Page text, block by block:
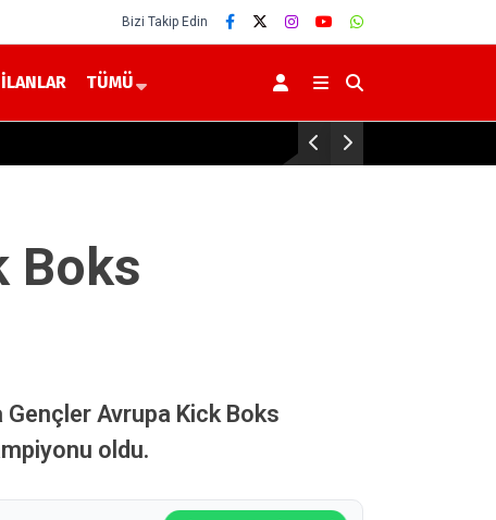
Bizi Takip Edin
İLANLAR TÜMÜ
Alimpınar Köyünden, Kadir
Boks
Avrupa Kick Boks
oldu.